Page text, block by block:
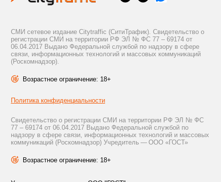
СМИ сетевое издание Citytraffic (СитиТрафик). Свидетельство о
регистрации СМИ на территории РФ ЭЛ № ФС 77 – 69174 от
06.04.2017 Выдано Федеральной службой по надзору в сфере
связи, информационных технологий и массовых коммуникаций
(Роскомнадзор).
Возрастное ограничение: 18+
Политика конфиденциальности
Свидетельство о регистрации СМИ на территории РФ ЭЛ № ФС
77 – 69174 от 06.04.2017 Выдано Федеральной службой по
надзору в сфере связи, информационных технологий и массовых
коммуникаций (Роскомнадзор) Учредитель — ООО «ГОСТ»
Возрастное ограничение: 18+